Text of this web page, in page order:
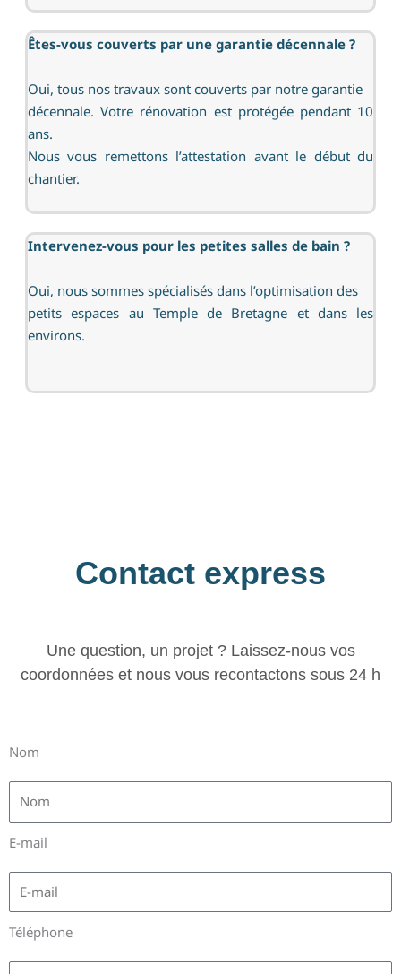
Êtes-vous couverts par une garantie décennale ?
Oui, tous nos travaux sont couverts par notre garantie
décennale. Votre rénovation est protégée pendant 10
ans.
Nous vous remettons l’attestation avant le début du
chantier.
Intervenez-vous pour les petites salles de bain ?
Oui, nous sommes spécialisés dans l’optimisation des
petits espaces au Temple de Bretagne et dans les
environs.
Contact express
Une question, un projet ? Laissez-nous vos
coordonnées et nous vous recontactons sous 24 h
Nom
E-mail
Téléphone